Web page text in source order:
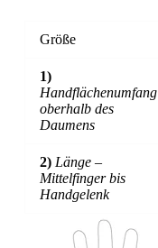
Größe
1)
Handflächenumfang
oberhalb des
Daumens
2) Länge –
Mittelfinger bis
Handgelenk